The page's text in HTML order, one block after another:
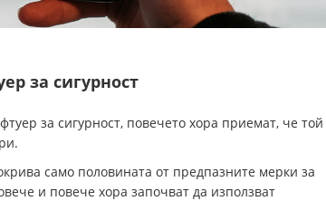
за сигурност
за сигурност, повечето хора приемат, че той
само половината от предпазните мерки за
и повече хора започват да използват